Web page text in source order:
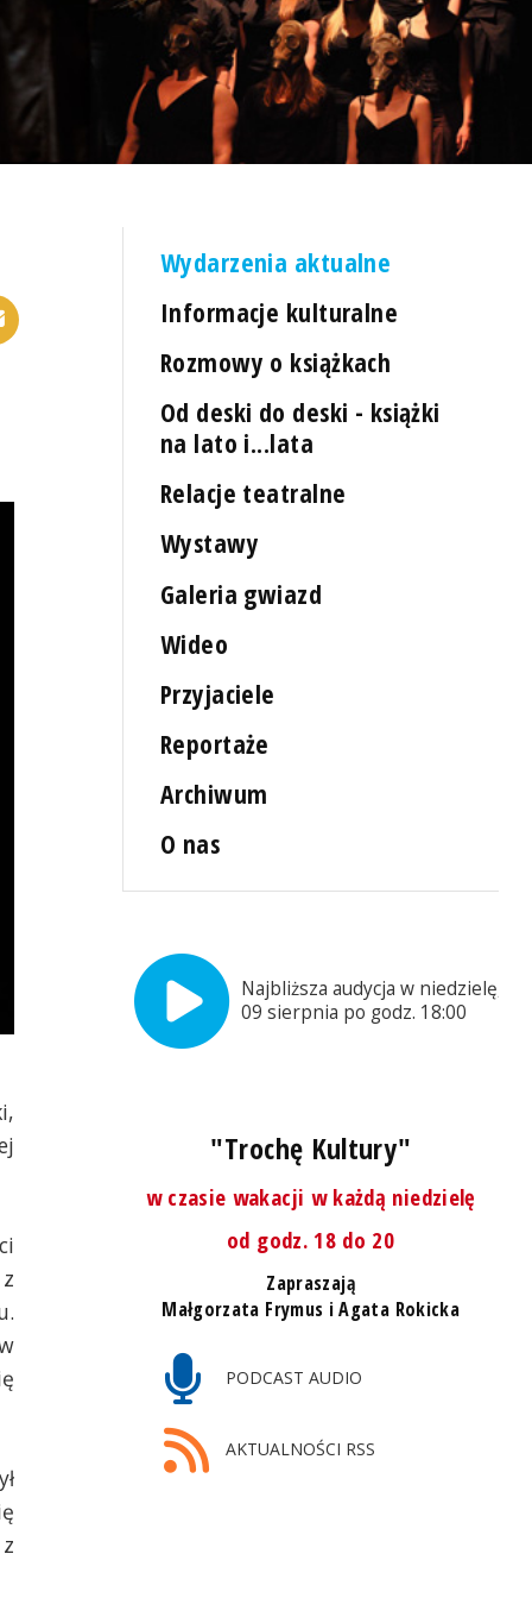
Wydarzenia aktualne
Informacje kulturalne
Rozmowy o książkach
Od deski do deski - książki
na lato i...lata
Relacje teatralne
Wystawy
Galeria gwiazd
Wideo
Przyjaciele
Reportaże
Archiwum
O nas
Najbliższa audycja w niedzielę,
09 sierpnia po godz. 18:00
"Trochę Kultury"
w czasie wakacji w każdą niedzielę
od godz. 18 do 20
Zapraszają
Małgorzata Frymus i Agata Rokicka
PODCAST AUDIO
AKTUALNOŚCI RSS